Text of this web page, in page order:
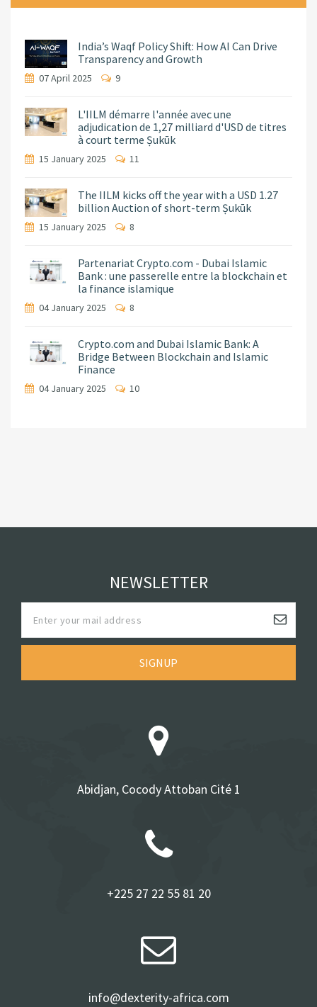
India’s Waqf Policy Shift: How AI Can Drive
Transparency and Growth
07 April 2025 9
L'IILM démarre l'année avec une
adjudication de 1,27 milliard d'USD de titres
à court terme Ṣukūk
15 January 2025 11
The IILM kicks off the year with a USD 1.27
billion Auction of short-term Ṣukūk
15 January 2025 8
Partenariat Crypto.com - Dubai Islamic
Bank : une passerelle entre la blockchain et
la finance islamique
04 January 2025 8
Crypto.com and Dubai Islamic Bank: A
Bridge Between Blockchain and Islamic
Finance
04 January 2025 10
NEWSLETTER
SIGNUP
Abidjan, Cocody Attoban Cité 1
+225 27 22 55 81 20
info@dexterity-africa.com